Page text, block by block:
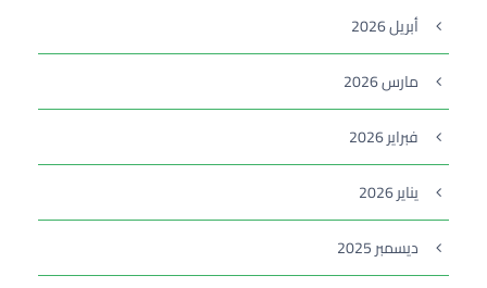
أبريل 2026
مارس 2026
فبراير 2026
يناير 2026
ديسمبر 2025